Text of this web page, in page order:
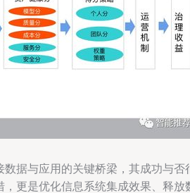
据与应用的关键桥梁，其成功与
更是优化信息系统集成效果、释放